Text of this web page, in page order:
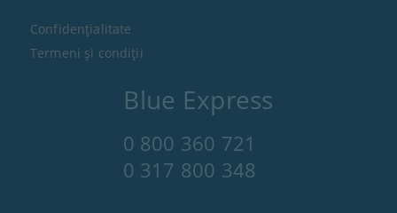
Blue Express
0 800 360 721
0 317 800 348
Confidenţialitate
Termeni şi condiţii